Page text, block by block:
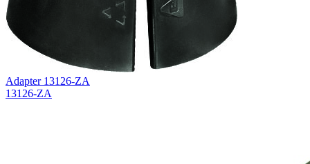
Adapter 13126-ZA
13126-ZA